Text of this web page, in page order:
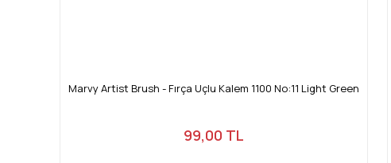
Marvy Artist Brush - Fırça Uçlu Kalem 1100 No:11 Light Green
99,00 TL